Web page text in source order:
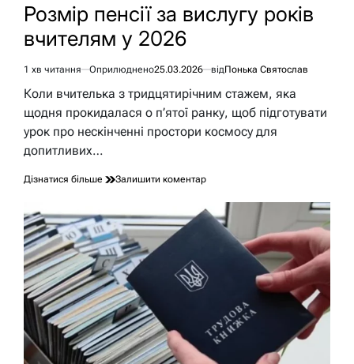
Розмір пенсії за вислугу років
вчителям у 2026
Орієнтовний
час
1 хв читання Оприлюднено25.03.2026 відПонька Святослав
Коли вчителька з тридцятирічним стажем, яка
щодня прокидалася о п’ятої ранку, щоб підготувати
урок про нескінченні простори космосу для
допитливих…
Дізнатися більше Залишити коментардо
пенсії
за
вислугу
у